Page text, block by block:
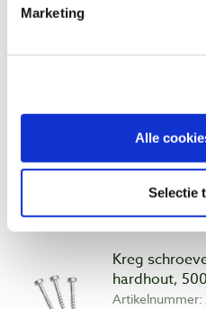
Marketing
Alle
Selectie
Kreg
€ 7,25 incl.
€ 5,99 excl. btw
Op voorraad
Vergelijken
Kreg
hardhout,
Artikelnummer: